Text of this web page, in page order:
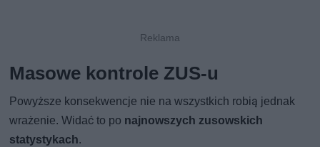
Masowe kontrole ZUS-u
Powyższe konsekwencje nie na wszystkich robią jednak
wrażenie. Widać to po najnowszych zusowskich
statystykach.